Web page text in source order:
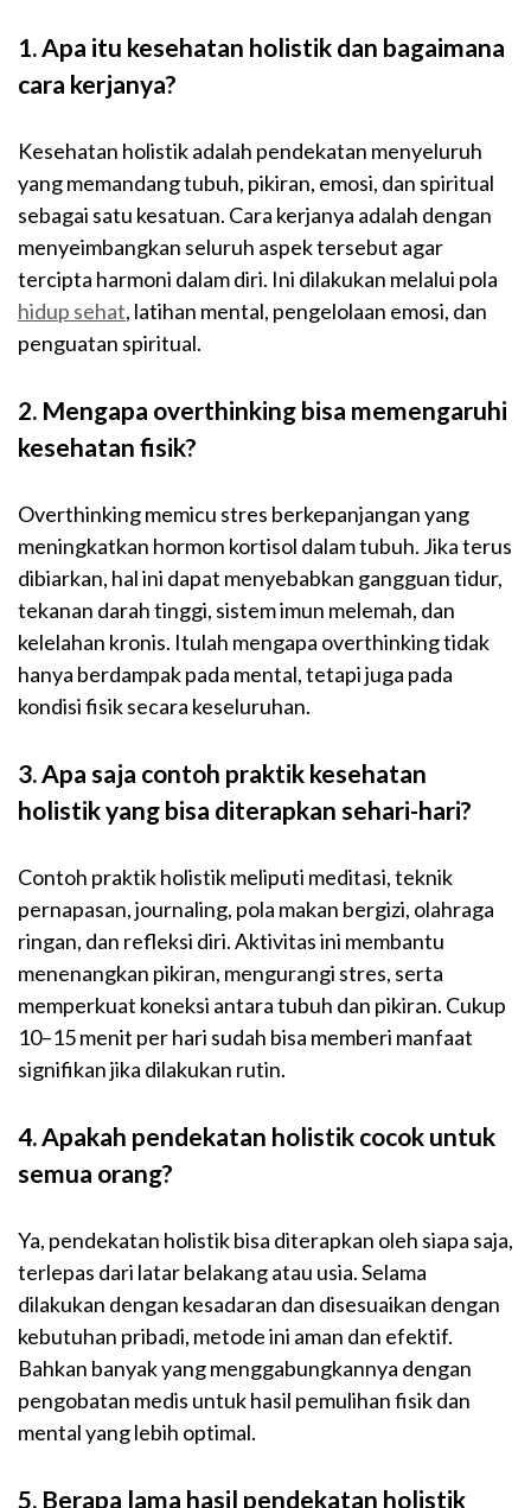
1. Apa itu kesehatan holistik dan bagaimana
cara kerjanya?
Kesehatan holistik adalah pendekatan menyeluruh
yang memandang tubuh, pikiran, emosi, dan spiritual
sebagai satu kesatuan. Cara kerjanya adalah dengan
menyeimbangkan seluruh aspek tersebut agar
tercipta harmoni dalam diri. Ini dilakukan melalui pola
hidup sehat, latihan mental, pengelolaan emosi, dan
penguatan spiritual.
2. Mengapa overthinking bisa memengaruhi
kesehatan fisik?
Overthinking memicu stres berkepanjangan yang
meningkatkan hormon kortisol dalam tubuh. Jika terus
dibiarkan, hal ini dapat menyebabkan gangguan tidur,
tekanan darah tinggi, sistem imun melemah, dan
kelelahan kronis. Itulah mengapa overthinking tidak
hanya berdampak pada mental, tetapi juga pada
kondisi fisik secara keseluruhan.
3. Apa saja contoh praktik kesehatan
holistik yang bisa diterapkan sehari-hari?
Contoh praktik holistik meliputi meditasi, teknik
pernapasan, journaling, pola makan bergizi, olahraga
ringan, dan refleksi diri. Aktivitas ini membantu
menenangkan pikiran, mengurangi stres, serta
memperkuat koneksi antara tubuh dan pikiran. Cukup
10–15 menit per hari sudah bisa memberi manfaat
signifikan jika dilakukan rutin.
4. Apakah pendekatan holistik cocok untuk
semua orang?
Ya, pendekatan holistik bisa diterapkan oleh siapa saja,
terlepas dari latar belakang atau usia. Selama
dilakukan dengan kesadaran dan disesuaikan dengan
kebutuhan pribadi, metode ini aman dan efektif.
Bahkan banyak yang menggabungkannya dengan
pengobatan medis untuk hasil pemulihan fisik dan
mental yang lebih optimal.
5. Berapa lama hasil pendekatan holistik